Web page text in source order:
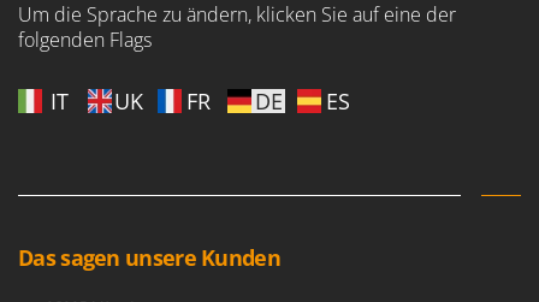
Um die Sprache zu ändern, klicken Sie auf eine der
folgenden Flags
IT UK FR DE ES
Das sagen unsere Kunden